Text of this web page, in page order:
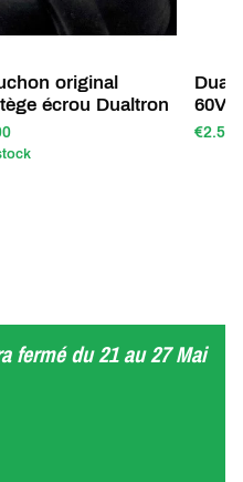
original
écrou Dualtron
60V
fermé du 21 au 27 Mai